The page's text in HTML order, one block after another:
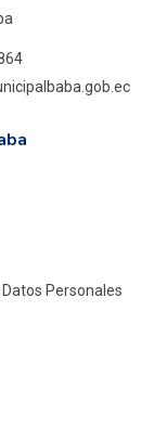
Personales